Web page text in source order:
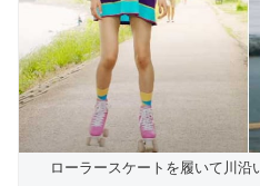
ローラースケートを履いて川